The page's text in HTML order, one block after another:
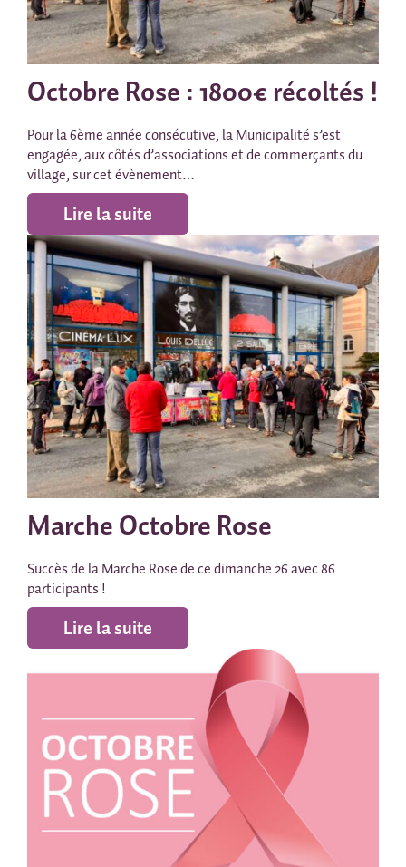
Octobre Rose : 1800€ récoltés !
Pour la 6ème année consécutive, la Municipalité s’est
engagée, aux côtés d’associations et de commerçants du
village, sur cet évènement…
Lire la suite
Marche Octobre Rose
Succès de la Marche Rose de ce dimanche 26 avec 86
participants !
Lire la suite